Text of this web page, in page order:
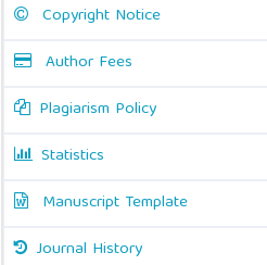
Copyright Notice
Author Fees
Plagiarism Policy
Statistics
Manuscript Template
Journal History